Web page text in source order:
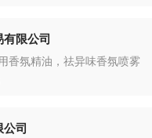
限公司
香氛精油，祛异味香氛喷雾
司